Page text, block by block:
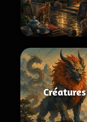
Créatures